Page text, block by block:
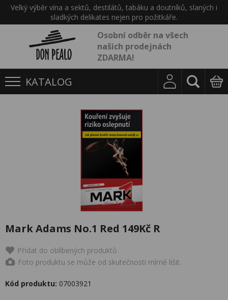
Velký výběr vína a sektů, destilátů, tabáku a doutníků, slaných i
sladkých delikates nejen pro požitkáře.
Osobní odběr na všech
našich prodejnách
ZDARMA!
KATALOG
Mark Adams No.1 Red 149Kč R
Přidat do oblíbených produktů
Foto produktu se může od skutečnosti mírně lišit.
Kód produktu: 07003921